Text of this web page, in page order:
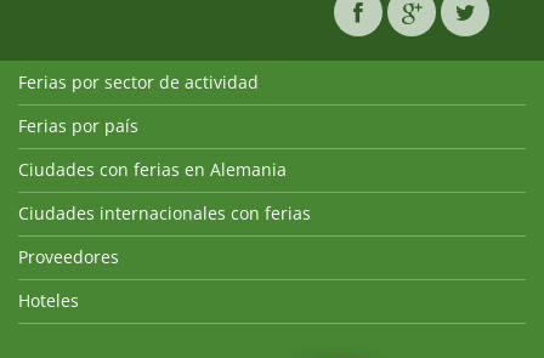
Ferias por sector de actividad
Ferias por país
Ciudades con ferias en Alemania
Ciudades internacionales con ferias
Proveedores
Hoteles